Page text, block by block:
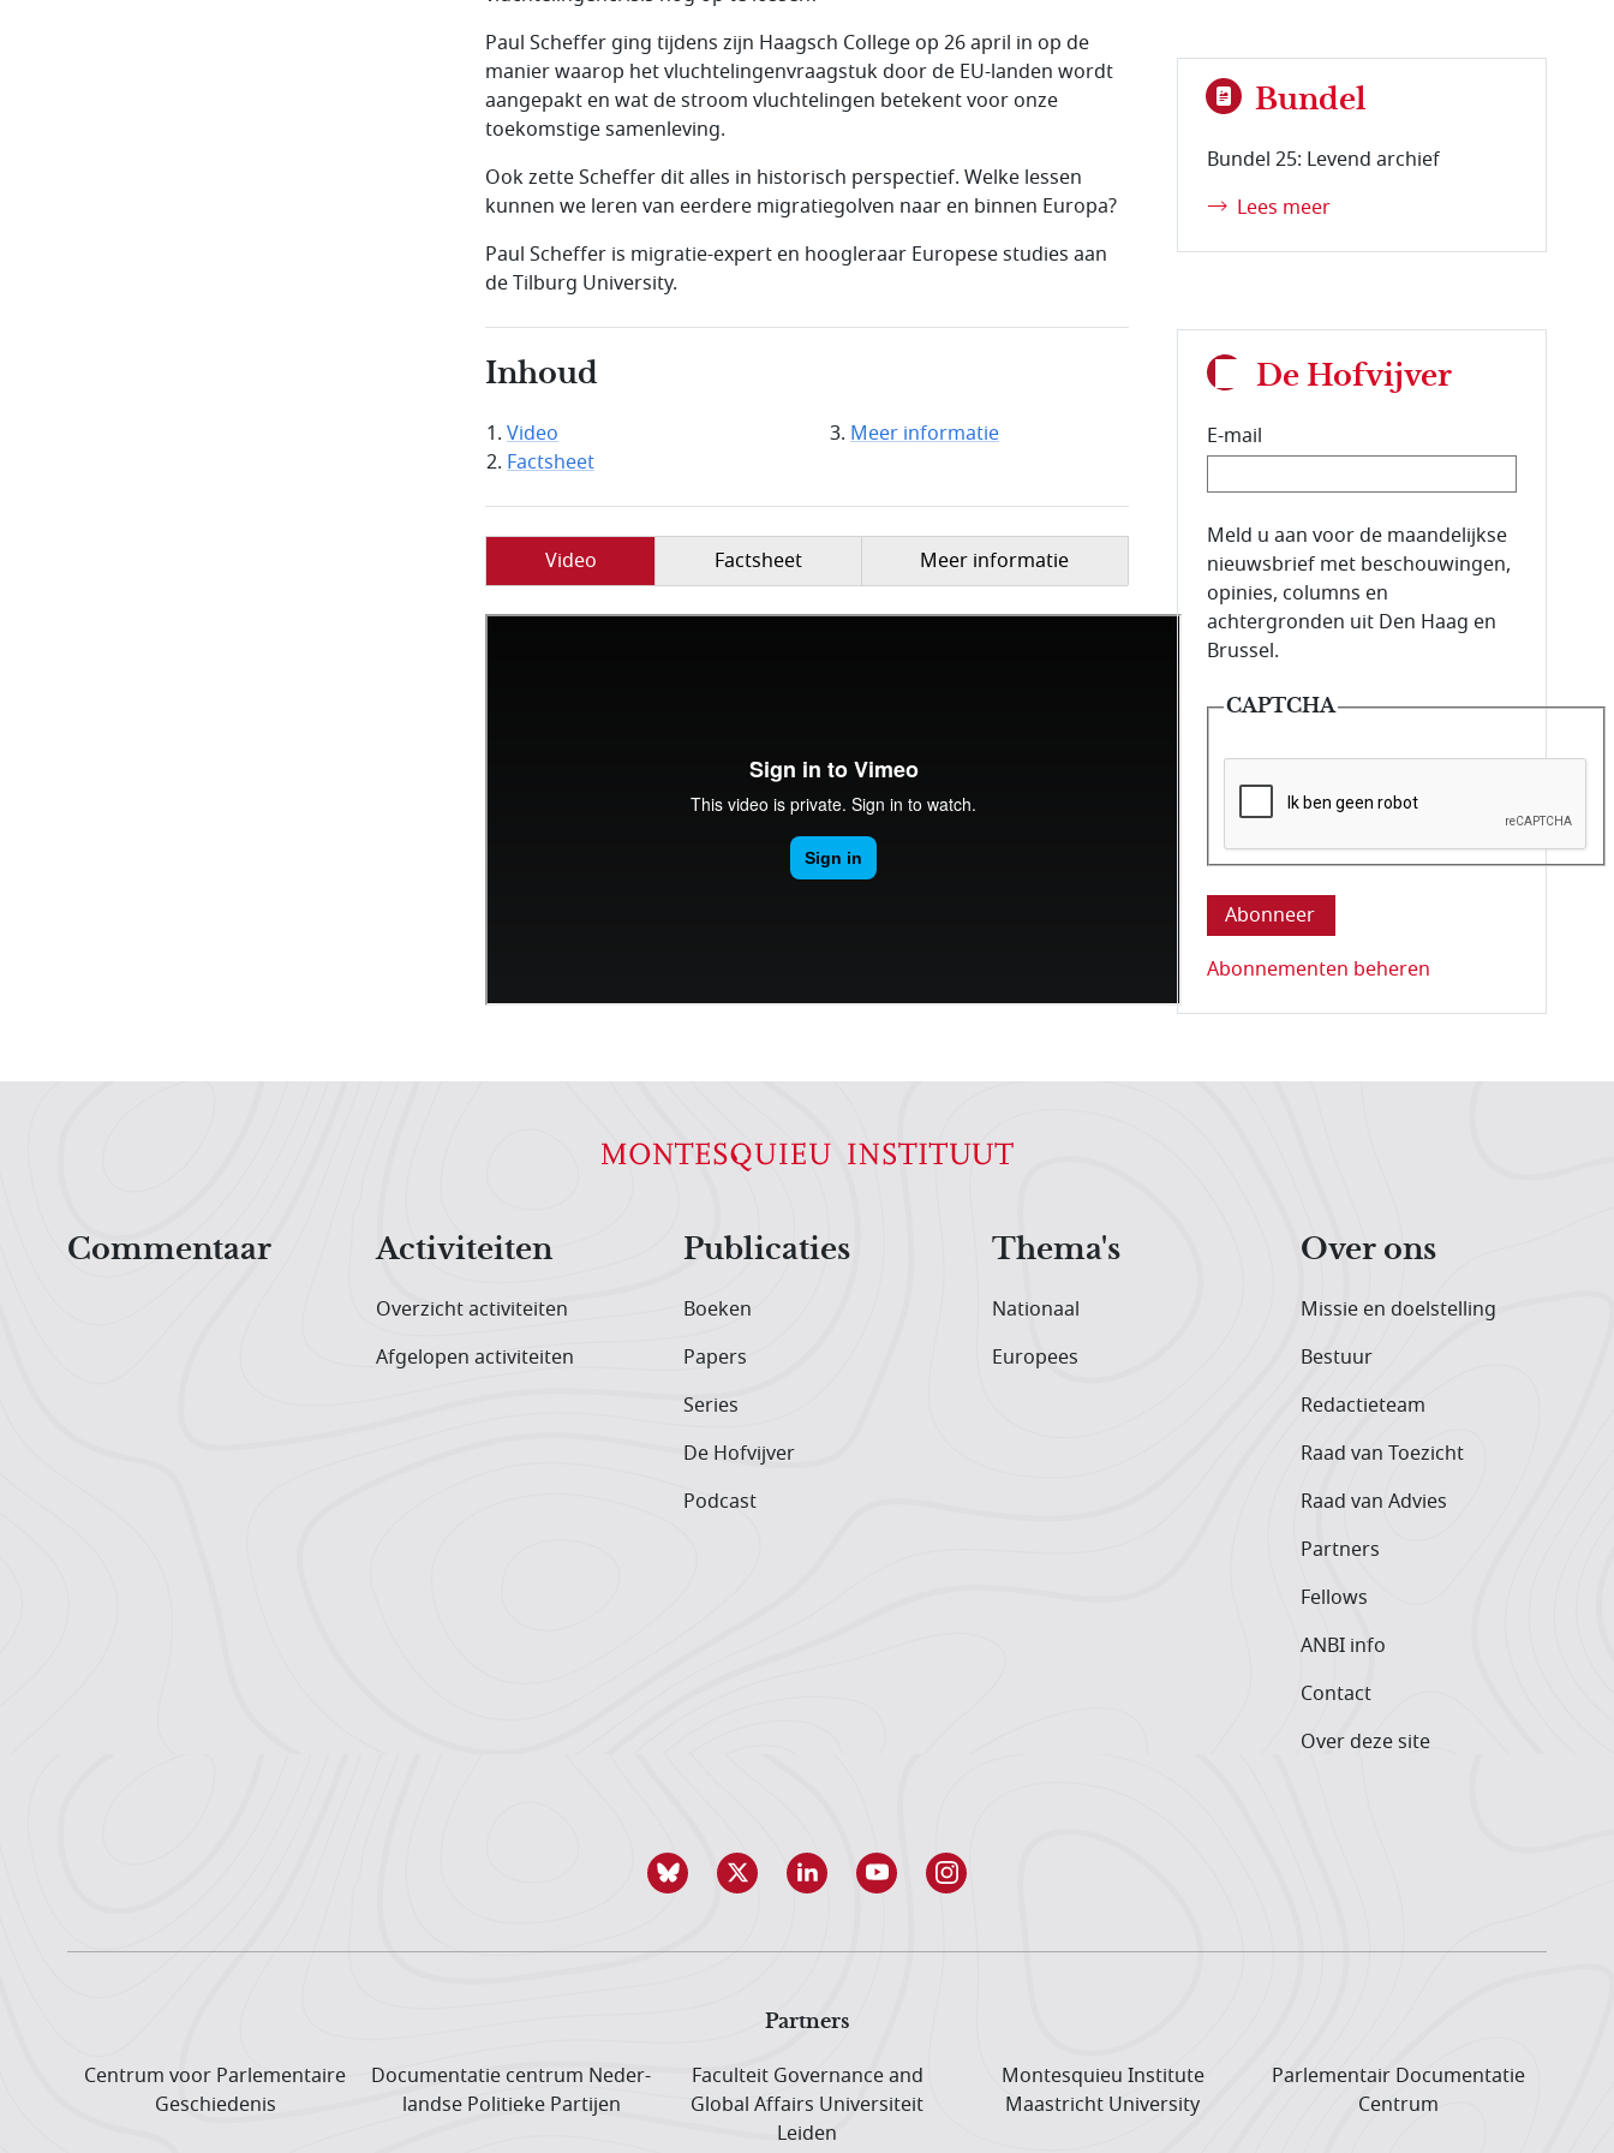
Paul Scheffer ging tijdens zijn Haagsch College op 26 april in op de
manier waarop het vluchtelingenvraagstuk door de EU-landen wordt
aangepakt en wat de stroom vluchtelingen betekent voor onze
toekomstige samenleving.
Ook zette Scheffer dit alles in historisch perspectief. Welke lessen
kunnen we leren van eerdere migratiegolven naar en binnen Europa?
Paul Scheffer is migratie-expert en hoogleraar Europese studies aan
de Tilburg University.
Inhoud
Video
Factsheet
Meer informatie
Video Factsheet Meer informatie
Bundel
Bundel 25: Levend archief
Lees meer
De Hofvijver
E-mail
E-mailadres van de abonnee.
Meld u aan voor de maandelijkse
nieuwsbrief met beschouwingen,
opinies, columns en
achtergronden uit Den Haag en
Brussel.
CAPTCHA
Deze vraag is om te controleren dat u
Abonnementen beheren
Commentaar
Activiteiten
Overzicht activiteiten
Afgelopen activiteiten
Publicaties
Boeken
Papers
Series
De Hofvijver
Podcast
Thema's
Nationaal
Europees
Over ons
Missie en doelstelling
Bestuur
Redactieteam
Raad van Toezicht
Raad van Advies
Partners
Fellows
ANBI info
Contact
Over deze site
Partners
Centrum voor Parlementaire
Geschiedenis
Documentatie centrum Neder­
landse Politieke Partijen
Faculteit Governance and
Global Affairs Universiteit
Leiden
Montesquieu Institute
Maastricht University
Parlementair Documentatie
Centrum